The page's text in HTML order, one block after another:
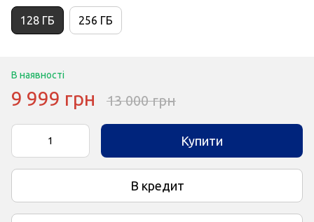
128 ГБ 256 ГБ
В наявності
9 999 грн 13 000 грн
Купити
В кредит